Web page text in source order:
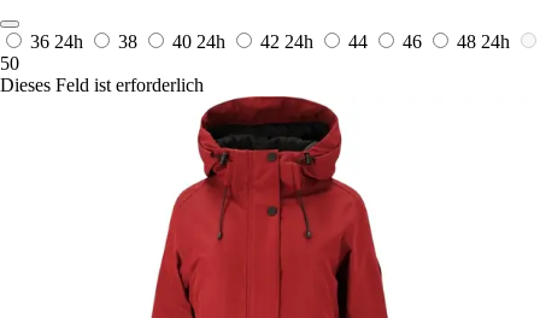
36 24h 38 40 24h 42 24h 44 46 48 24h
50
Dieses Feld ist erforderlich